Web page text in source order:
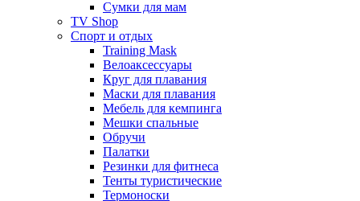
Сумки для мам
TV Shop
Спорт и отдых
Training Mask
Велоаксессуары
Круг для плавания
Маски для плавания
Мебель для кемпинга
Мешки спальные
Обручи
Палатки
Резинки для фитнеса
Тенты туристические
Термоноски